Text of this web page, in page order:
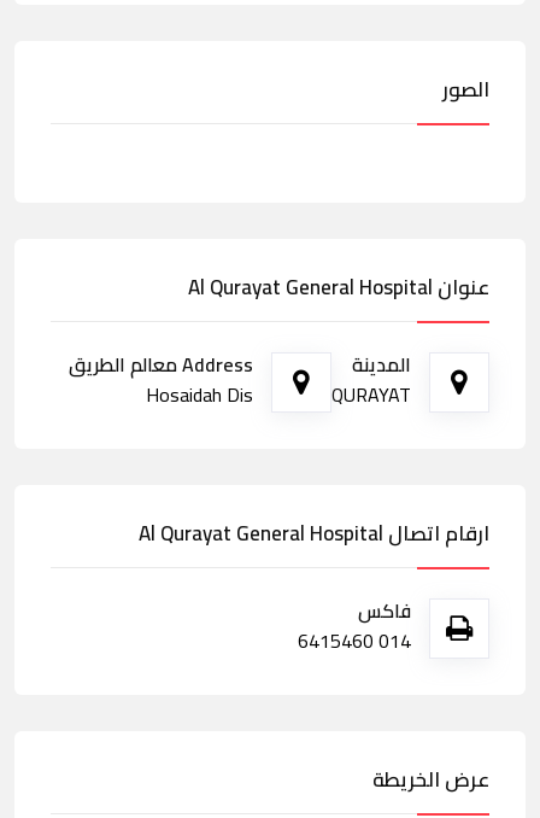
الصور
عنوان Al Qurayat General Hospital
المدينة
QURAYAT
Address معالم الطريق
Hosaidah Dis
ارقام اتصال Al Qurayat General Hospital
فاكس
014 6415460
عرض الخريطة